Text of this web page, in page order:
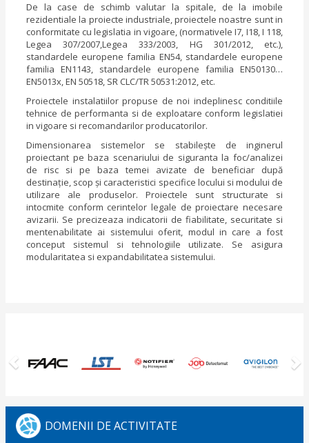
De la case de schimb valutar la spitale, de la imobile
rezidentiale la proiecte industriale, proiectele noastre sunt in
conformitate cu legislatia in vigoare, (normativele I7, I18, I 118,
Legea 307/2007,Legea 333/2003, HG 301/2012, etc.),
standardele europene familia EN54, standardele europene
familia EN1143, standardele europene familia EN50130…
EN5013x, EN 50518, SR CLC/TR 50531:2012, etc.
Proiectele instalatiilor propuse de noi indeplinesc conditiile
tehnice de performanta si de exploatare conform legislatiei
in vigoare si recomandarilor producatorilor.
Dimensionarea sistemelor se stabileşte de inginerul
proiectant pe baza scenariului de siguranta la foc/analizei
de risc si pe baza temei avizate de beneficiar după
destinaţie, scop şi caracteristici specifice locului si modului de
utilizare ale produselor. Proiectele sunt structurate si
intocmite conform cerintelor legale de proiectare necesare
avizarii. Se precizeaza indicatorii de fiabilitate, securitate si
mentenabilitate ai sistemului oferit, modul in care a fost
conceput sistemul si tehnologiile utilizate. Se asigura
modularitatea si expandabilitatea sistemului.
DOMENII DE ACTIVITATE